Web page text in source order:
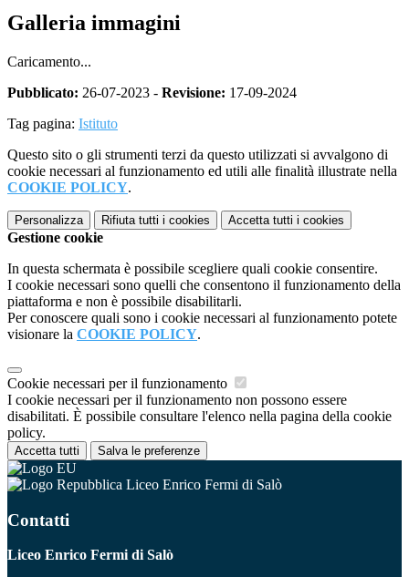
Galleria immagini
Caricamento...
Pubblicato: 26-07-2023 - Revisione: 17-09-2024
Tag pagina: Istituto
Questo sito o gli strumenti terzi da questo utilizzati si avvalgono di
cookie necessari al funzionamento ed utili alle finalità illustrate nella
COOKIE POLICY.
Personalizza Rifiuta tutti i cookies Accetta tutti i cookies
Gestione cookie
In questa schermata è possibile scegliere quali cookie consentire.
I cookie necessari sono quelli che consentono il funzionamento della
piattaforma e non è possibile disabilitarli.
Per conoscere quali sono i cookie necessari al funzionamento potete
visionare la COOKIE POLICY.
Cookie necessari per il funzionamento
I cookie necessari per il funzionamento non possono essere
disabilitati. È possibile consultare l'elenco nella pagina della cookie
policy.
Accetta tutti Salva le preferenze
Liceo Enrico Fermi di Salò
Contatti
Liceo Enrico Fermi di Salò